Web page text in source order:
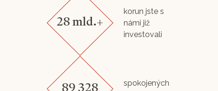
28 mld.+
korun jste s
námi již
investovali
89 328
spokojených